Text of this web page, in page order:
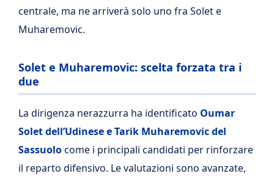
centrale, ma ne arriverà solo uno fra Solet e
Muharemovic.
Solet e Muharemovic: scelta forzata tra i
due
La dirigenza nerazzurra ha identificato Oumar
Solet dell’Udinese e Tarik Muharemovic del
Sassuolocome i principali candidati per rinforzare
il reparto difensivo. Le valutazioni sono avanzate,